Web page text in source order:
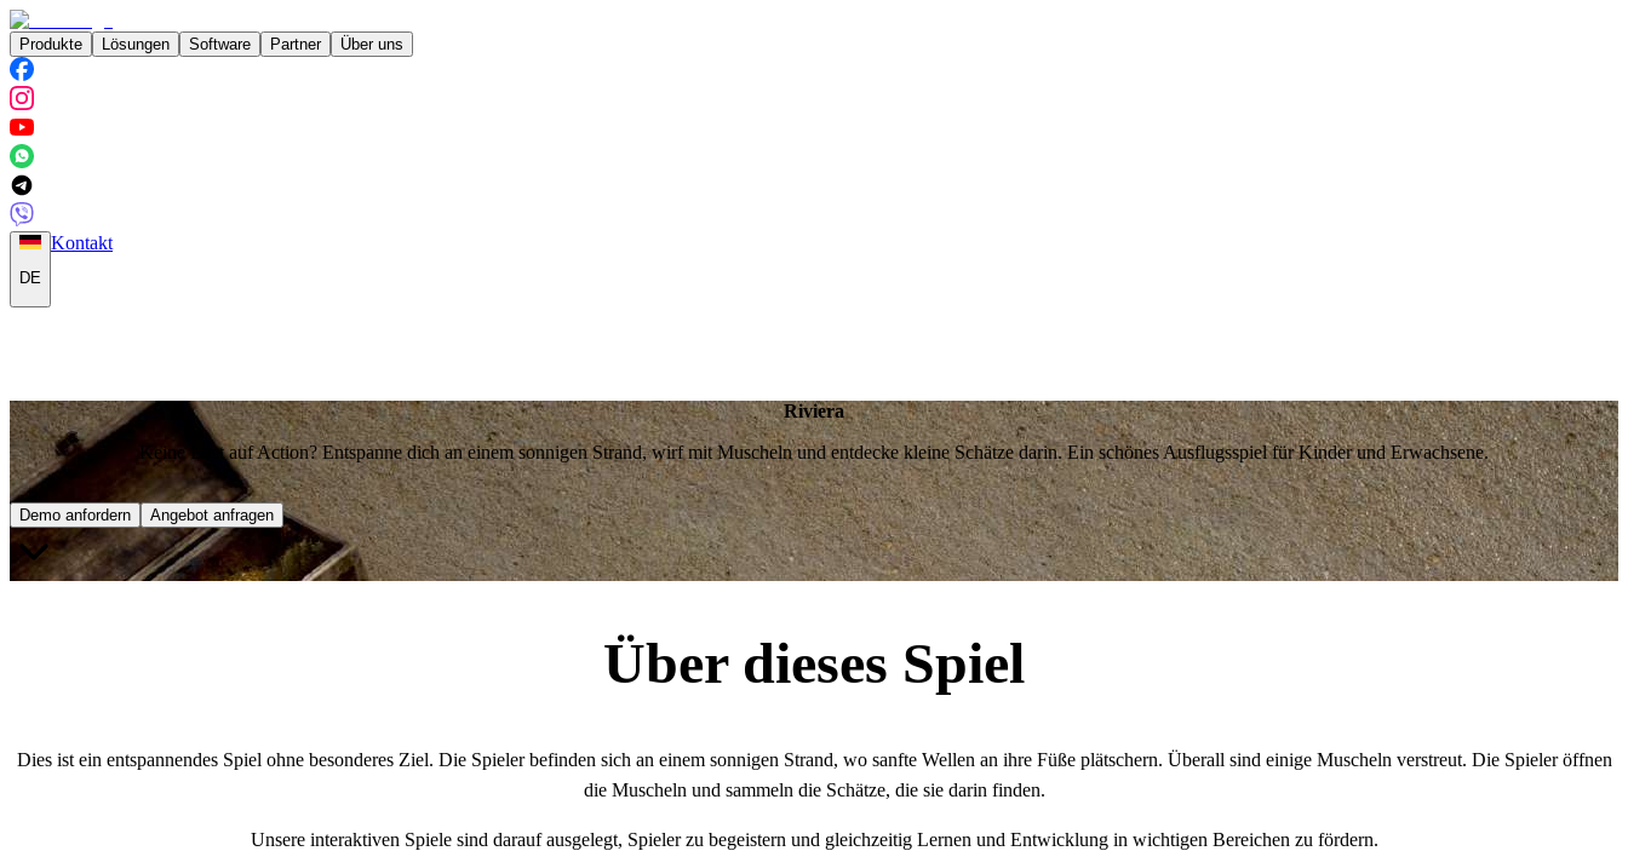
Produkte Lösungen Software Partner Über uns
DE
Kontakt
Riviera
Keine Lust auf Action? Entspanne dich an einem sonnigen Strand, wirf mit Muscheln und entdecke kleine Schätze darin. Ein schönes Ausflugsspiel für Kinder und Erwachsene.
Demo anfordern Angebot anfragen
Über dieses Spiel
Dies ist ein entspannendes Spiel ohne besonderes Ziel. Die Spieler befinden sich an einem sonnigen Strand, wo sanfte Wellen an ihre Füße plätschern. Überall sind einige Muscheln verstreut. Die Spieler öffnen
die Muscheln und sammeln die Schätze, die sie darin finden.
Unsere interaktiven Spiele sind darauf ausgelegt, Spieler zu begeistern und gleichzeitig Lernen und Entwicklung in wichtigen Bereichen zu fördern.